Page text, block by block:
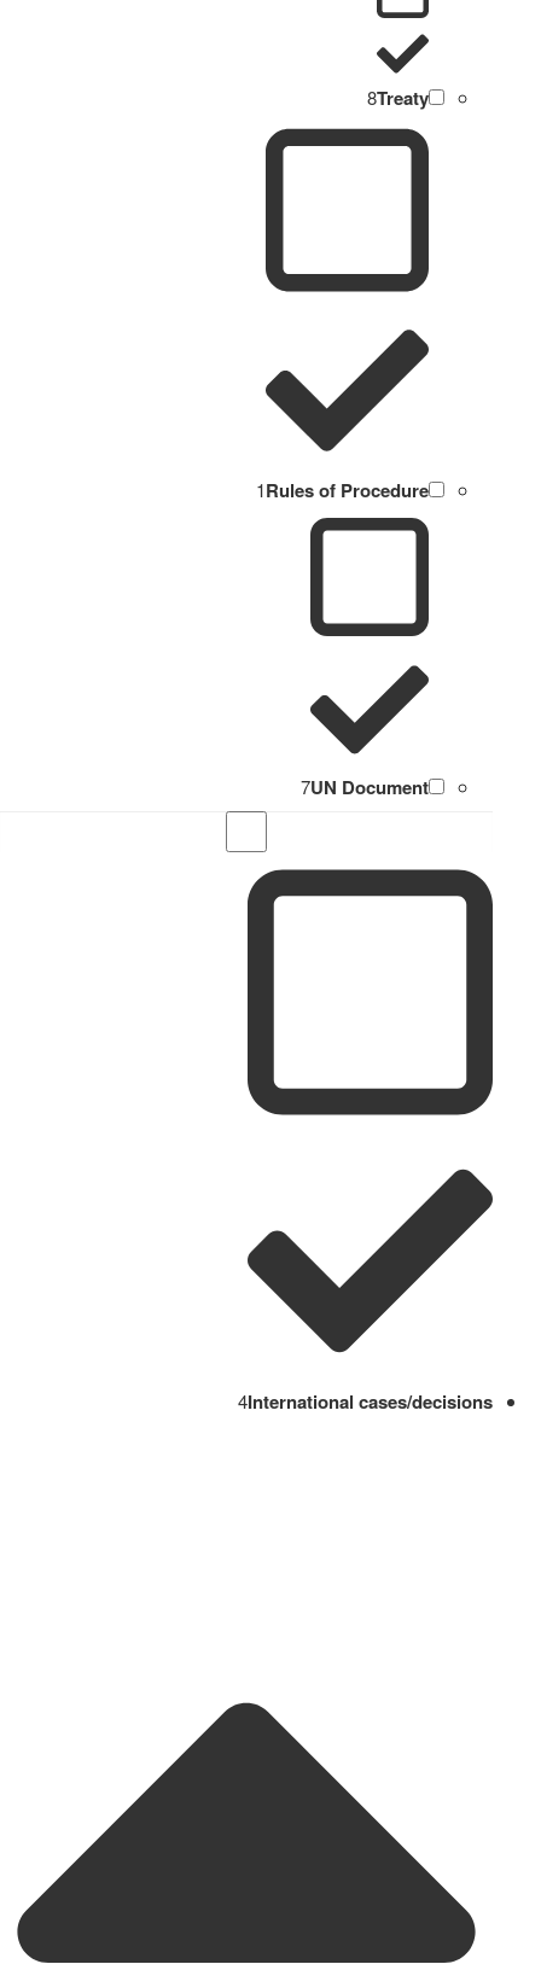
Treaty
8
Rules of Procedure
1
UN Document
7
International cases/decisions
4